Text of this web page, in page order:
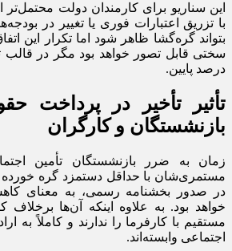
این سناریو برای کارمندان دولت
با تزریق اعتبارات فوری یا تغییر در
بتواند گره‌گشا ظاهر شود اما تکرار این
سختی قابل تصور خواهد بود مگر در قالب
درصد پایین.
تأثیر تأخیر در پرداخت
بازنشستگان و کارگران
زمان به ضرر بازنشستگان تأمین
مستمری‌شان با حداقل دستمزد گره خورده
در صدور بخشنامه رسمی، به معنای
خواهد بود. به علاوه اینکه آن‌ها برخلاف
مستقیم با کارفرما را ندارند و کاملاً به
اجتماعی وابسته‌اند.